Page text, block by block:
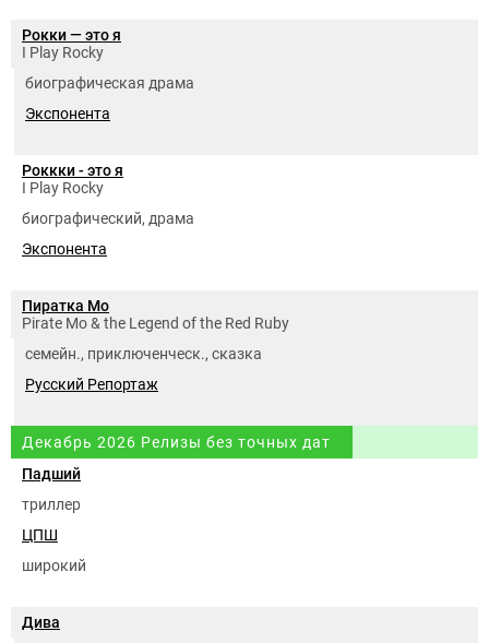
Рокки — это я
I Play Rocky
биографическая драма
Экспонента
Роккки - это я
I Play Rocky
биографический, драма
Экспонента
Пиратка Мо
Pirate Mo & the Legend of the Red Ruby
семейн., приключенческ., сказка
Русский Репортаж
Декабрь 2026 Релизы без точных дат
Падший
триллер
ЦПШ
широкий
Дива